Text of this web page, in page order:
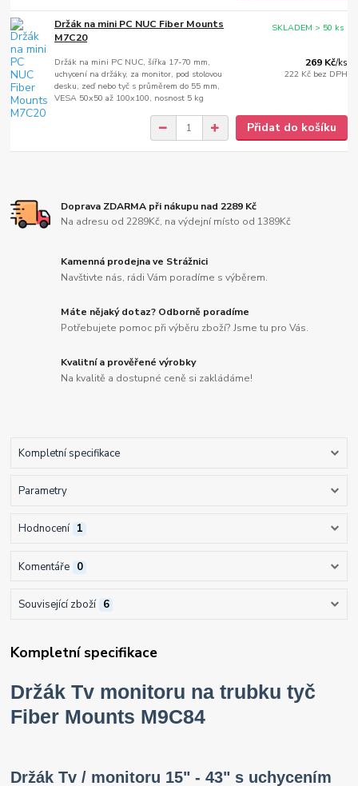
Držák na mini PC NUC Fiber Mounts
M7C20
Držák na mini PC NUC, šířka 17-70 mm,
uchycení na držáky, za monitor, pod stolovou
desku, zeď nebo tyč s průměrem do 55 mm,
VESA 50x50 až 100x100, nosnost 5 kg
269 Kč/ks
222 Kč bez DPH
SKLADEM > 50 ks
Přidat do košíku
Doprava ZDARMA při nákupu nad 2289 Kč
Na adresu od 2289Kč, na výdejní místo od 1389Kč
Kamenná prodejna ve Strážnici
Navštivte nás, rádi Vám poradíme s výběrem.
Máte nějaký dotaz? Odborně poradíme
Potřebujete pomoc při výběru zboží? Jsme tu pro Vás.
Kvalitní a prověřené výrobky
Na kvalitě a dostupné ceně si zakládáme!
Kompletní specifikace
Parametry
Hodnocení 1
Komentáře 0
Související zboží 6
Kompletní specifikace
Držák Tv monitoru na trubku tyč
Fiber Mounts M9C84
Držák Tv / monitoru 15" - 43" s uchycením